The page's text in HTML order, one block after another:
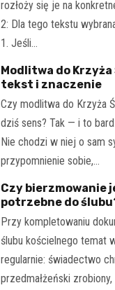
rozłoży się je na
2: Dla tego tekstu
1. Jeśli…
Modlitwa do
tekst i znaczenie
Czy modlitwa do Krzyża
dziś sens? Tak — i to
Nie chodzi w niej o sam
przypomnienie sobie,…
Czy bierzmowanie
potrzebne do
Przy kompletowaniu
ślubu kościelnego temat
regularnie: świadectwo
przedmałżeński zrobiony,